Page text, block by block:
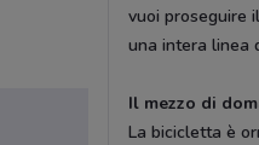
vuoi proseguire
una intera linea
Il mezzo di
La bicicletta è